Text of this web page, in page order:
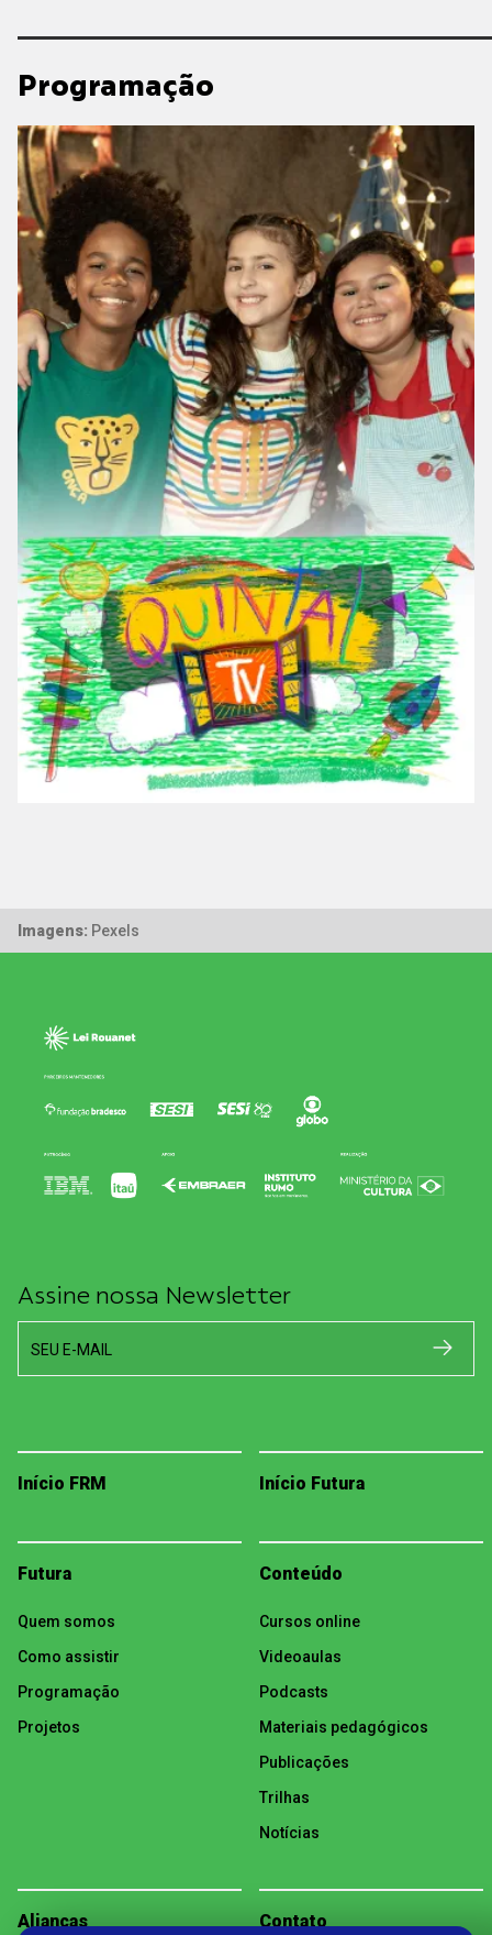
Programação
Imagens: Pexels
Assine nossa Newsletter
SEU E-MAIL
Início FRM Início Futura
Futura
Quem somos
Como assistir
Programação
Projetos
Conteúdo
Cursos online
Videoaulas
Podcasts
Materiais pedagógicos
Publicações
Trilhas
Notícias
Alianças Contato